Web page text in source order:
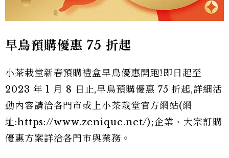
早鳥預購優惠 75 折起
小茶栽堂新春預購禮盒早鳥優惠開跑!即日起至
2023 年 1 月 8 日止,早鳥預購優惠 75 折起,詳細活
動內容請洽各門市或上小茶栽堂官方網站(網
址:https://www.zenique.net/);企業、大宗訂購
優惠方案詳洽各門市與業務。